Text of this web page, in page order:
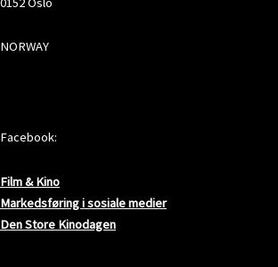
NORWAY
Facebook:
Film & Kino
Markedsføring i sosiale medier
Den Store Kinodagen